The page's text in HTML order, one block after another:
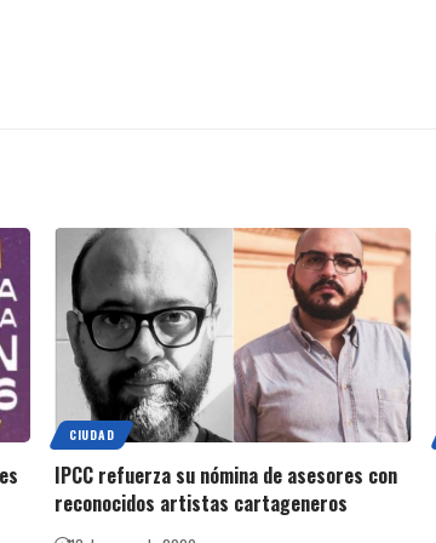
CIUDAD
IPCC refuerza su nómina de asesores con
reconocidos artistas cartageneros